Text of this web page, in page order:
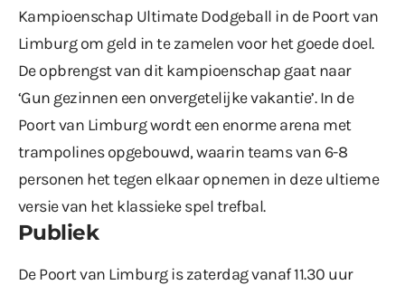
Kampioenschap Ultimate Dodgeball in de Poort van
Limburg om geld in te zamelen voor het goede doel.
De opbrengst van dit kampioenschap gaat naar
‘Gun gezinnen een onvergetelijke vakantie’. In de
Poort van Limburg wordt een enorme arena met
trampolines opgebouwd, waarin teams van 6-8
personen het tegen elkaar opnemen in deze ultieme
versie van het klassieke spel trefbal.
Publiek
De Poort van Limburg is zaterdag vanaf 11.30 uur